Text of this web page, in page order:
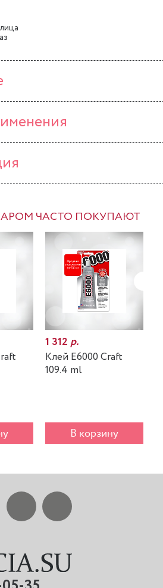
ЧАСТО ПОКУПАЮТ
1 312р.
Клей E6000 Craft
109.4 ml
В корзину